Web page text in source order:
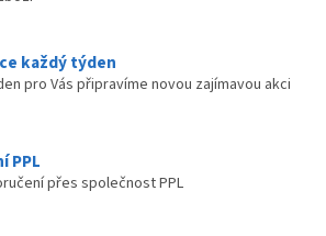
v
k
y
i
s
každý týden
pro Vás připravíme novou zajímavou akci
PPL
přes společnost PPL